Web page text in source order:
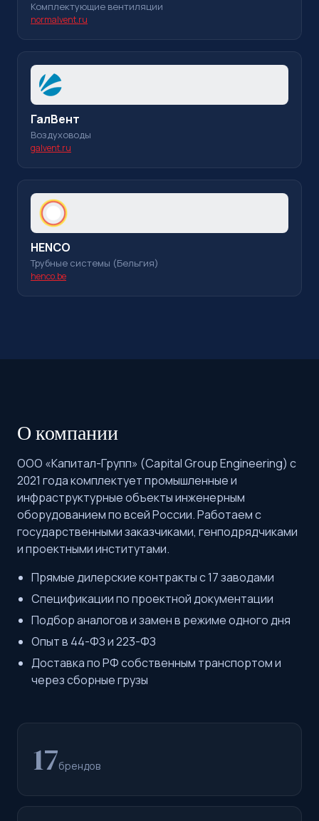
Комплектующие вентиляции
normalvent.ru
ГалВент
Воздуховоды
galvent.ru
HENCO
Трубные системы (Бельгия)
henco.be
О компании
ООО «Капитал-Групп» (Capital Group Engineering) с
2021 года комплектует промышленные и
инфраструктурные объекты инженерным
оборудованием по всей России. Работаем с
государственными заказчиками, генподрядчиками
и проектными институтами.
Прямые дилерские контракты с 17 заводами
Спецификации по проектной документации
Подбор аналогов и замен в режиме одного дня
Опыт в 44-ФЗ и 223-ФЗ
Доставка по РФ собственным транспортом и
через сборные грузы
17брендов